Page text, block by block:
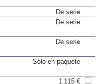
De serie